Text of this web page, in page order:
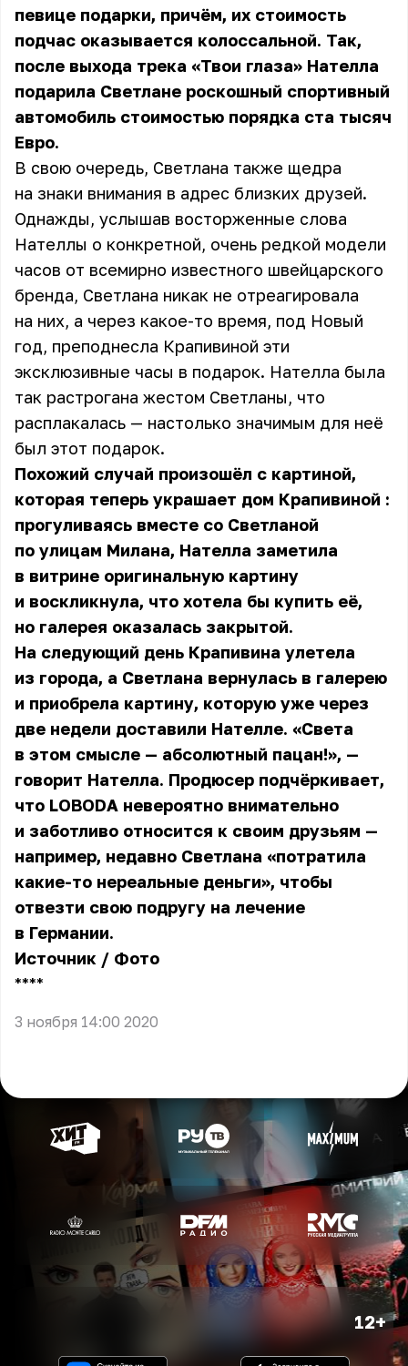
певице подарки, причём, их стоимость
подчас оказывается колоссальной. Так,
после выхода трека «Твои глаза» Нателла
подарила Светлане роскошный спортивный
автомобиль стоимостью порядка ста тысяч
Евро.
В свою очередь, Светлана также щедра
на знаки внимания в адрес близких друзей.
Однажды, услышав восторженные слова
Нателлы о конкретной, очень редкой модели
часов от всемирно известного швейцарского
бренда, Светлана никак не отреагировала
на них, а через какое-то время, под Новый
год, преподнесла Крапивиной эти
эксклюзивные часы в подарок. Нателла была
так растрогана жестом Светланы, что
расплакалась — настолько значимым для неё
был этот подарок.
Похожий случай произошёл с картиной,
которая теперь украшает дом Крапивиной :
прогуливаясь вместе со Светланой
по улицам Милана, Нателла заметила
в витрине оригинальную картину
и воскликнула, что хотела бы купить её,
но галерея оказалась закрытой.
На следующий день Крапивина улетела
из города, а Светлана вернулась в галерею
и приобрела картину, которую уже через
две недели доставили Нателле. «Света
в этом смысле — абсолютный пацан!», —
говорит Нателла. Продюсер подчёркивает,
что LOBODA невероятно внимательно
и заботливо относится к своим друзьям —
например, недавно Светлана «потратила
какие-то нереальные деньги», чтобы
отвезти свою подругу на лечение
в Германии.
Источник / Фото
** **
3 ноября 14:00 2020
12+